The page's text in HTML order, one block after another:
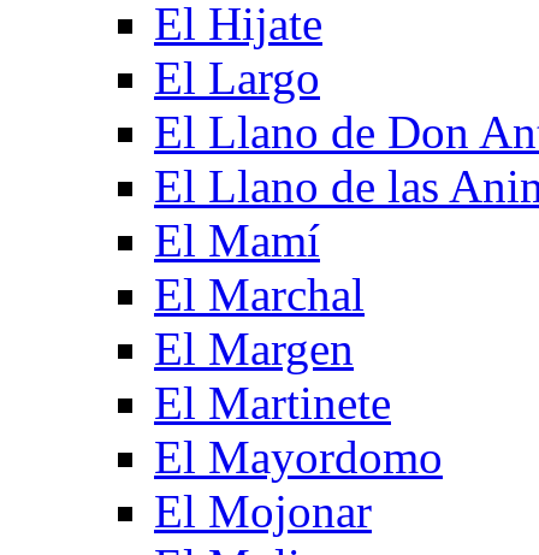
El Hijate
El Largo
El Llano de Don
El Llano de las
El Mamí
El Marchal
El Margen
El Martinete
El Mayordomo
El Mojonar